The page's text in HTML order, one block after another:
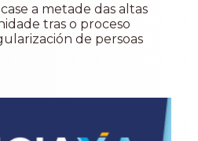
a metade das altas
tras o proceso
de persoas